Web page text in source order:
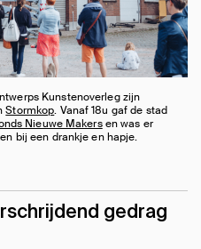
Kunstenoverleg zijn
Stormkop. Vanaf 18u gaf de stad
Nieuwe Makersen was er
bij een drankje en hapje.
gedrag